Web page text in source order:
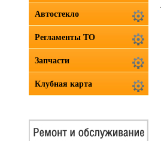
Автостекло
Регламенты ТО
Запчасти
Клубная карта